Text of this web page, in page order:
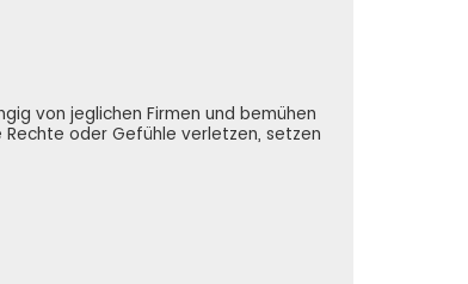
von jeglichen Firmen und bemühen
oder Gefühle verletzen, setzen